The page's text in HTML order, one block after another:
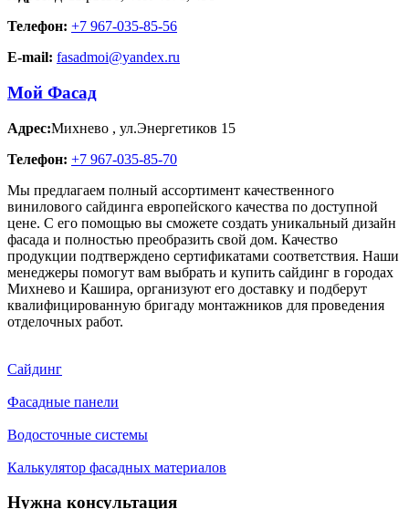
Телефон: +7 967-035-85-56
E-mail: fasadmoi@yandex.ru
Мой Фасад
Адрес:Михнево , ул.Энергетиков 15
Телефон: +7 967-035-85-70
Мы предлагаем полный ассортимент качественного
винилового сайдинга европейского качества по доступной
цене. С его помощью вы сможете создать уникальный дизайн
фасада и полностью преобразить свой дом. Качество
продукции подтверждено сертификатами соответствия. Наши
менеджеры помогут вам выбрать и купить сайдинг в городах
Михнево и Кашира, организуют его доставку и подберут
квалифицированную бригаду монтажников для проведения
отделочных работ.
Сайдинг
Фасадные панели
Водосточные системы
Калькулятор фасадных материалов
Нужна консультация